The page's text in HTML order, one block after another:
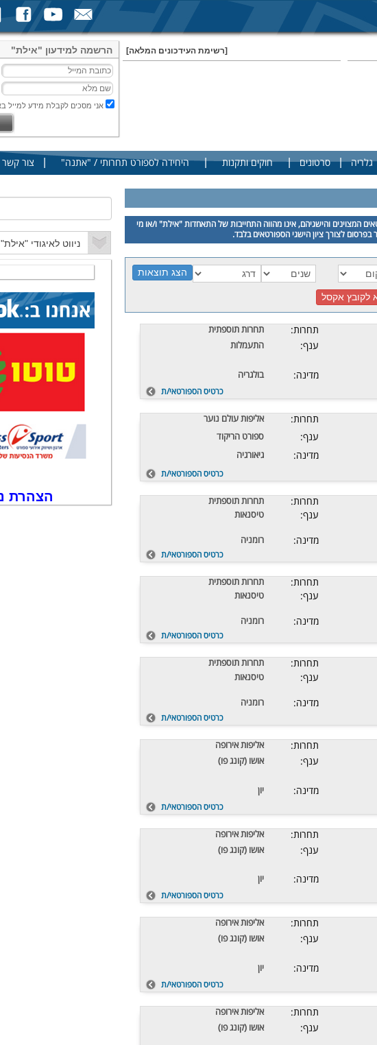
הרשמה למידעון "אילת"
אני מסכים לקבלת מידע למייל
[רשימת העידכונים המלאה]
גלריה | סרטונים | חוקים ותקנות | היחידה לספורט תחרותי / "אתנה" צור קשר
המצוינים והישגיהם, אינו מהווה התחייבות של התאחדות "אילת" ו/או מי
לצורך ציון הישגי הספורטאים בלבד.
תחרות: תחרות תוספתית
ענף: התעמלות
מדינה: בולגריה
כרטיס הספורטאי/ת
תחרות: אליפות עולם נוער
ענף: ספורט הריקוד
מדינה: גיאורגיה
כרטיס הספורטאי/ת
תחרות: תחרות תוספתית
ענף: טיסנאות
מדינה: רומניה
כרטיס הספורטאי/ת
תחרות: תחרות תוספתית
ענף: טיסנאות
מדינה: רומניה
כרטיס הספורטאי/ת
תחרות: תחרות תוספתית
ענף: טיסנאות
מדינה: רומניה
כרטיס הספורטאי/ת
תחרות: אליפות אירופה
ענף: אושו (קונג פו)
מדינה: יון
כרטיס הספורטאי/ת
תחרות: אליפות אירופה
ענף: אושו (קונג פו)
מדינה: יון
כרטיס הספורטאי/ת
תחרות: אליפות אירופה
ענף: אושו (קונג פו)
מדינה: יון
כרטיס הספורטאי/ת
תחרות: אליפות אירופה
ענף: אושו (קונג פו)
הצהרת